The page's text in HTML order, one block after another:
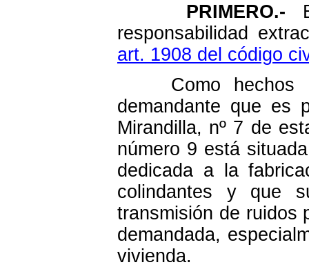
PRIMERO.-
responsabilidad
art. 1908 del código
Como hechos
demandante que es
Mirandilla, nº 7 de
número 9 está
dedicada a la
colindantes y que
transmisión de ruidos
demandada,
vivienda.